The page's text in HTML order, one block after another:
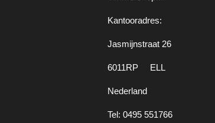
Kantooradres:
Jasmijnstraat 26
6011RP ELL
Nederland
Tel: 0495 551766